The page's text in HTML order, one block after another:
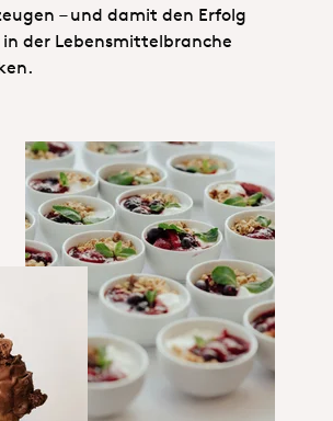
– und damit den Erfolg
in der Lebensmittelbranche
Hero_Technical
Nutrition